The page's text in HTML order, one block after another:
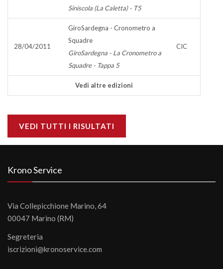
Siniscola (La Caletta) - T5
28/04/2011
GiroSardegna - Cronometro a
Squadre
GiroSardegna - La Cronometro a
Squadre - Tappa 5
CIC
Vedi altre edizioni
VEDI TUTTI I RISULTATI
Krono Service
Via Collepicchione Marino, 64
00047 Marino (RM)
Segreteria
iscrizioni@kronoservice.com